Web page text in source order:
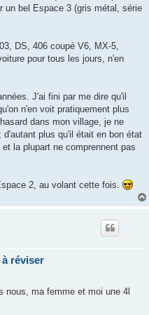
un bel Espace 3 (gris métal, série
DS, 406 coupé V6, MX-5,
pour tous les jours, n'en
J'ai fini par me dire qu'il
n'en voit pratiquement plus
dans mon village, je ne
plus qu'il était en bon état
la plupart ne comprennent pas
2, au volant cette fois.
réviser
nous, ma femme et moi une 4l